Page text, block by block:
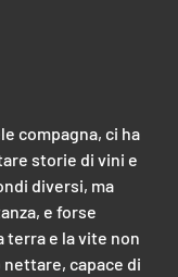
compagna, ci ha
storie di vini e
diversi, ma
e forse
terra e la vite non
capace di